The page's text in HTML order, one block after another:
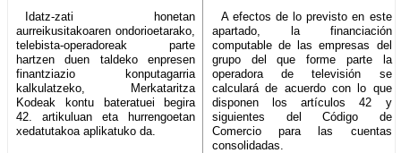
Idatz-zati honetan
aurreikusitakoaren ondorioetarako,
telebista-operadoreak parte
hartzen duen taldeko enpresen
finantziazio konputagarria
kalkulatzeko, Merkataritza
Kodeak kontu bateratuei begira
42. artikuluan eta hurrengoetan
xedatutakoa aplikatuko da.
A efectos de lo previsto en este
apartado, la financiación
computable de las empresas del
grupo del que forme parte la
operadora de televisión se
calculará de acuerdo con lo que
disponen los artículos 42 y
siguientes del Código de
Comercio para las cuentas
consolidadas.